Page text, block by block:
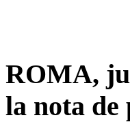
ROMA,
la nota de